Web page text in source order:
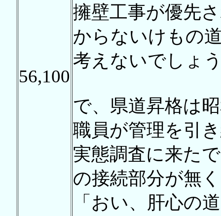
56,100
擁壁工事が優先
からないけもの
考えないでしょ
で、県道昇格は
職員が管理を引
実態調査に来た
の接続部分が無
「おい、肝心の